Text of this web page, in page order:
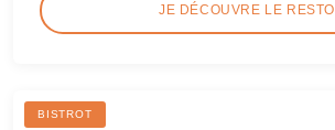
JE DÉCOUVRE LE RESTO
BISTROT